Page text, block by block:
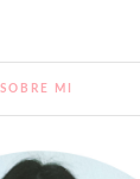
SOBRE MI